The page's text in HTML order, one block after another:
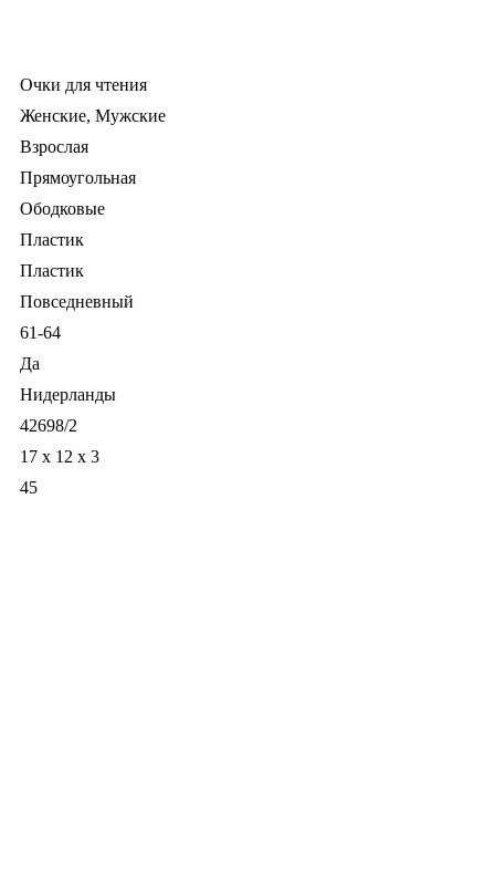
Очки для чтения
Женские, Мужские
Взрослая
Прямоугольная
Ободковые
Пластик
Пластик
Повседневный
61-64
Да
Нидерланды
42698/2
17 x 12 x 3
45